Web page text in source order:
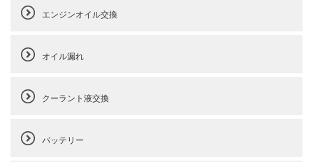
エンジンオイル交換
オイル漏れ
クーラント液交換
バッテリー